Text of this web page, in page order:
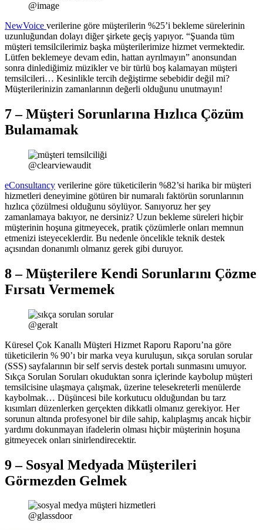
@image
NewVoice verilerine göre müşterilerin %25’i bekleme sürelerinin
uzunluğundan dolayı diğer şirkete geçiş yapıyor. “Şuanda tüm
müşteri temsilcilerimiz başka müşterilerimize hizmet vermektedir.
Lütfen beklemeye devam edin, hattan ayrılmayın” anonsundan
sonra dinlediğimiz müzikler ve bir türlü boş kalamayan müşteri
temsilcileri… Kesinlikle tercih değiştirme sebebidir değil mi?
Müşterilerinizin zamanlarının değerli olduğunu unutmayın!
7 – Müşteri Sorunlarına Hızlıca Çözüm
Bulamamak
@clearviewaudit
eConsultancy verilerine göre tüketicilerin %82’si harika bir müşteri
hizmetleri deneyimine götüren bir numaralı faktörün sorunlarının
hızlıca çözülmesi olduğunu söylüyor. Sanıyoruz her şey
zamanlamaya bakıyor, ne dersiniz? Uzun bekleme süreleri hiçbir
müşterinin hoşuna gitmeyecek, pratik çözümlerle onları memnun
etmenizi isteyeceklerdir. Bu nedenle öncelikle teknik destek
açısından donanımlı olmanız gerek gibi duruyor.
8 – Müşterilere Kendi Sorunlarını Çözme
Fırsatı Vermemek
@geralt
Küresel Çok Kanallı Müşteri Hizmet Raporu Raporu’na göre
tüketicilerin % 90’ı bir marka veya kuruluşun, sıkça sorulan sorular
(SSS) sayfalarının bir self servis destek portalı sunmasını umuyor.
Sıkça Sorulan Soruları okuduktan sonra içlerinde kaybolup müşteri
temsilcisine ulaşmaya çalışmak, üzerine telesekreterli menülerde
kaybolmak… Düşüncesi bile korkutucu olduğundan bu tarz
kısımları düzenlerken gerçekten dikkatli olmanız gerekiyor. Her
sorunun altında profesyonel bir dile sahip, kalıplaşmış ancak hiçbir
yardımı dokunmayan ifadelerin olması hiçbir müşterinin hoşuna
gitmeyecek onları sinirlendirecektir.
9 – Sosyal Medyada Müşterileri
Görmezden Gelmek
@glassdoor